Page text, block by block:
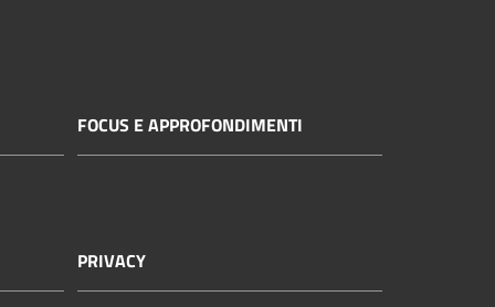
FOCUS E APPROFONDIMENTI
PRIVACY